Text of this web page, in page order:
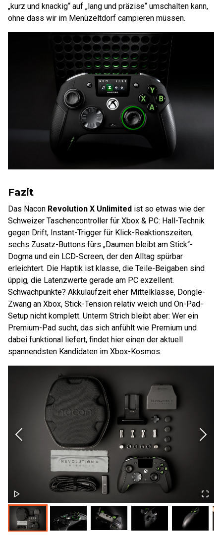
„kurz und knackig“ auf „lang und präzise“ umschalten kann,
ohne dass wir im Menüzeltdorf campieren müssen.
Fazit
Das Nacon Revolution X Unlimited ist so etwas wie der
Schweizer Taschencontroller für Xbox & PC: Hall-Technik
gegen Drift, Instant-Trigger für Klick-Reaktionszeiten,
sechs Zusatz-Buttons fürs „Daumen bleibt am Stick“-
Dogma und ein LCD-Screen, der den Alltag spürbar
erleichtert. Die Haptik ist klasse, die Teile-Beigaben sind
üppig, die Latenzwerte gerade am PC exzellent.
Schwachpunkte? Akkulaufzeit eher Mittelklasse, Dongle-
Zwang an Xbox, Stick-Tension relativ weich und On-Pad-
Setup nicht komplett. Unterm Strich bleibt aber: Wer ein
Premium-Pad sucht, das sich anfühlt wie Premium und
dabei funktional liefert, findet hier einen der aktuell
spannendsten Kandidaten im Xbox-Kosmos.